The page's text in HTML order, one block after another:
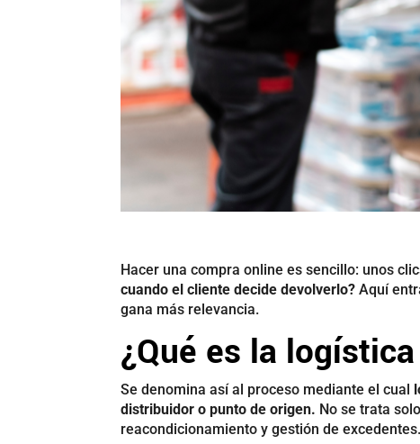
Hacer una compra online es sencillo: unos
cuando el cliente decide devolverlo?Aquí
gana más relevancia.
¿Qué es la
Se denomina así al proceso mediante el cual
distribuidor o punto de origen. No se trata
reacondicionamiento y gestión de excedentes.